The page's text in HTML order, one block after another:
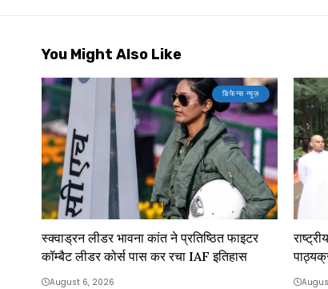
You Might Also Like
डिफेन्स न्यूज़
स्क्वाड्रन लीडर भावना कांत ने प्रतिष्ठित फाइटर
कॉम्बैट लीडर कोर्स पास कर रचा IAF इतिहास
August 6, 2026